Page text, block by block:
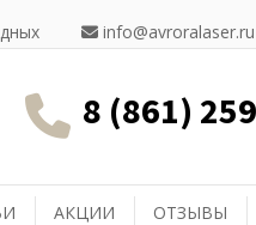
info@avroralaser.ru
8 (861)
АКЦИИ ОТЗЫВЫ